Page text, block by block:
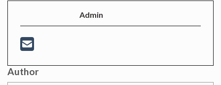
Admin
Author